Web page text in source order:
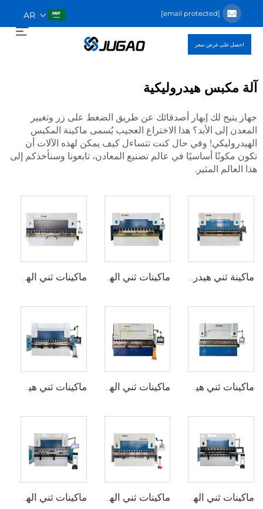
[email protected]
AR
احصل على عرض سعر
آلة مكبس هيدروليكية
جهاز يتيح لك إبهار أصدقائك عن طريق الضغط على زر وتغيير
المعدن إلى الأبد؟ هذا الاختراع العجيب يُسمى ماكينة المكبس
الهيدروليكي! وفي حال كنت تتساءل كيف يمكن لهذه الآلات أن
تكون مكونًا أساسيًا في عالم تصنيع المعادن، تابعونا وسنأخذكم إلى
هذا العالم المثير.
ماكينات ثني الهيدروليك WC67Y مع متحكم CNC من نوع T8
ماكينات ثني هيدروليكية CNC مع متحكم ESA S630 ماكينات ثني الهيدروليكية CNC مع متحكم ESA S640 ماكينات ثني هيدروليكية CNC ذات محور 8+1 مع متحكم DA-66T
ماكينات ثني الهيدروليكية CNC ذات 4+1 محور مع متحكم CybTouch12